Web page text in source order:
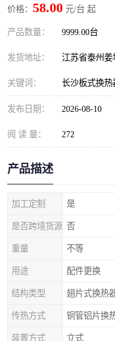
价格： 58.00 元/台 起
产品数量： 9999.00台
发货地址： 江苏省泰州姜
关键词： 长沙板式换热
发布日期： 2026-08-10
阅 读 量： 272
产品描述
加工定制 是
是否跨境货源 否
重量 不等
用途 配件更换
结构类型 翅片式换热
传热方式 铜管铝片换
装置方式 立式